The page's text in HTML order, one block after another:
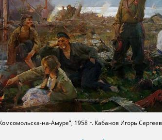
на-Амуре", 1958 г. Кабанов Игорь